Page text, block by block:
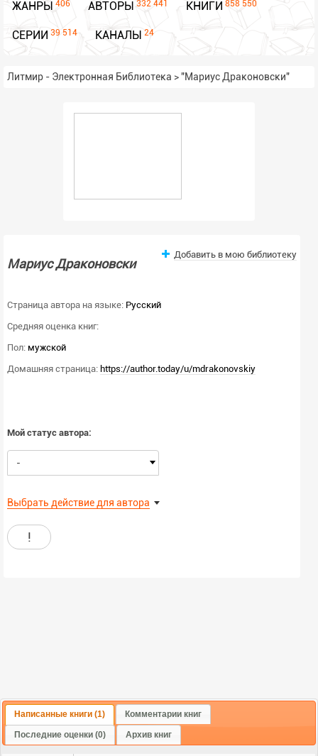
ЖАНРЫ 406 АВТОРЫ 332 441 КНИГИ 858 550
СЕРИИ 39 514 КАНАЛЫ 24
Литмир - Электронная Библиотека >"Мариус Драконовски"
Мариус Драконовски
Добавить в мою библиотеку
Страница автора на языке: Русский
Средняя оценка книг:
Пол: мужской
Домашняя страница: https://author.today/u/mdrakonovskiy
Мой статус автора:
-
Выбрать действие для автора
!
Написанные книги (1) Комментарии книг
Последние оценки (0) Архив книг